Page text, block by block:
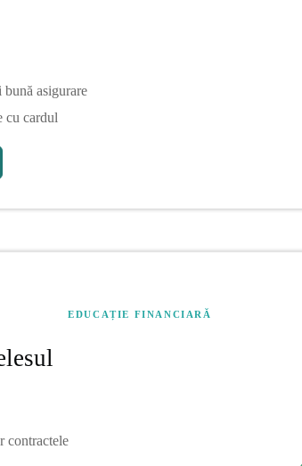
asigurare
cu cardul
EDUCAȚIE FINANCIARĂ
contractele